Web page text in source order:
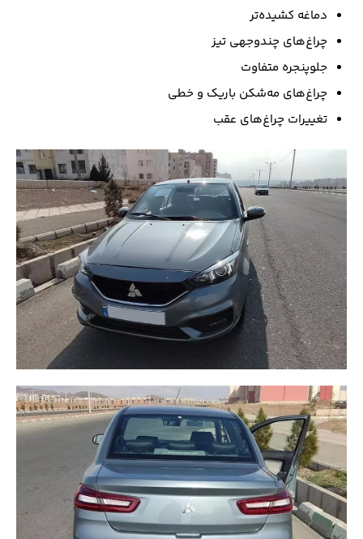
دماغه کشیده‌تر
چراغ‌های چندوجهی تیز
جلوپنجره متفاوت
چراغ‌های مه‌شکن باریک و خطی
تغییرات چراغ‌های عقب